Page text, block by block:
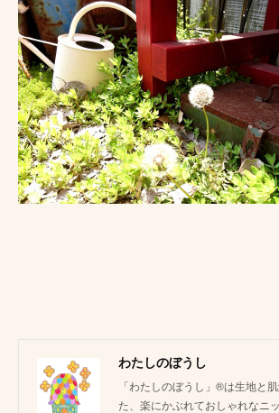
わたしのぼうし
「わたしのぼうし」®は生地と
た、楽にかぶれておしゃれなニ